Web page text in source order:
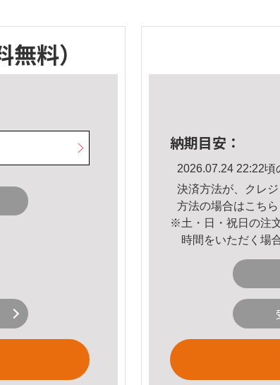
無料）
納期目安：
2026.07.24 22:22頃
決済方法が、クレ
方法の場合はこちら
※土・日・祝日の注
時間をいただく場